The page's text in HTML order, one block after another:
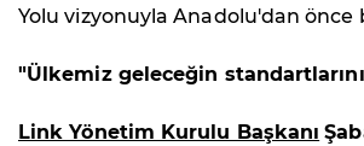
Yolu vizyonuyla Anadolu'dan önce
"Ülkemiz geleceğin
Link Yönetim Kurulu Başkanı